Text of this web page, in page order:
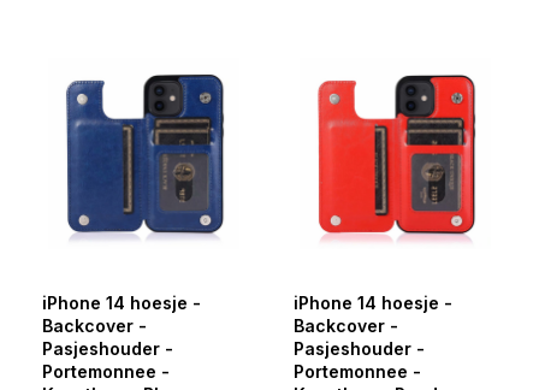
iPhone 14 hoesje -
Backcover -
Pasjeshouder -
Portemonnee -
iPhone 14 hoesje -
Backcover -
Pasjeshouder -
Portemonnee -